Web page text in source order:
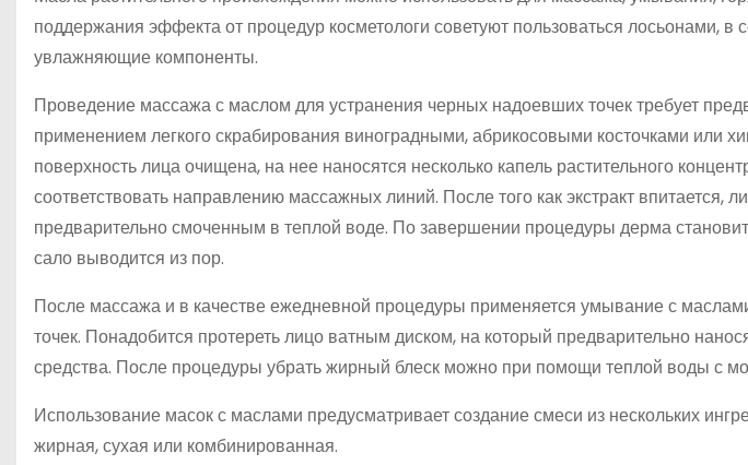
поддержания эффекта от процедур косметологи советуют пользоваться лосьонами, в
увлажняющие компоненты.
Проведение массажа с маслом для устранения черных надоевших точек требует
применением легкого скрабирования виноградными, абрикосовыми косточками или
поверхность лица очищена, на нее наносятся несколько капель растительного
соответствовать направлению массажных линий. После того как экстракт впитается,
предварительно смоченным в теплой воде. По завершении процедуры дерма
сало выводится из пор.
После массажа и в качестве ежедневной процедуры применяется умывание с
точек. Понадобится протереть лицо ватным диском, на который предварительно
средства. После процедуры убрать жирный блеск можно при помощи теплой воды с
Использование масок с маслами предусматривает создание смеси из нескольких
жирная, сухая или комбинированная.